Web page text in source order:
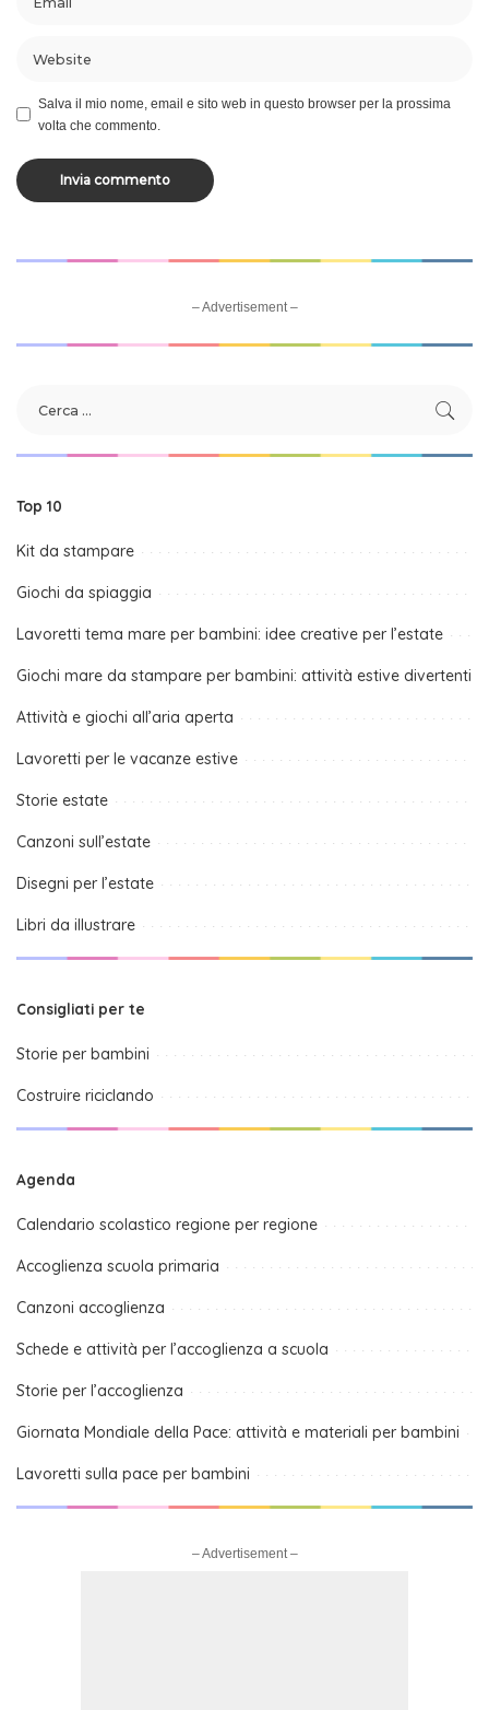
Salva il mio nome, email e sito web in questo browser per la prossima
volta che commento.
– Advertisement –
Top 10
Kit da stampare
Giochi da spiaggia
Lavoretti tema mare per bambini: idee creative per l’estate
Giochi mare da stampare per bambini: attività estive divertenti
Attività e giochi all’aria aperta
Lavoretti per le vacanze estive
Storie estate
Canzoni sull’estate
Disegni per l’estate
Libri da illustrare
Consigliati per te
Storie per bambini
Costruire riciclando
Agenda
Calendario scolastico regione per regione
Accoglienza scuola primaria
Canzoni accoglienza
Schede e attività per l’accoglienza a scuola
Storie per l’accoglienza
Giornata Mondiale della Pace: attività e materiali per bambini
Lavoretti sulla pace per bambini
– Advertisement –